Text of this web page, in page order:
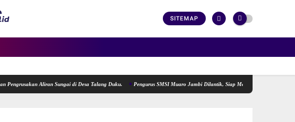
SITEMAP
Aliran Sungai di Desa Talang Duku. Pengurus SMSI Muaro Jambi Dilantik, Siap Menjadi Lokomotif Penggerak